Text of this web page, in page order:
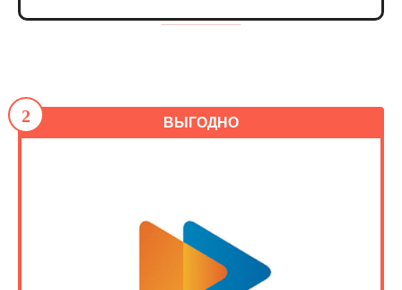
ВЫГОДНО
2